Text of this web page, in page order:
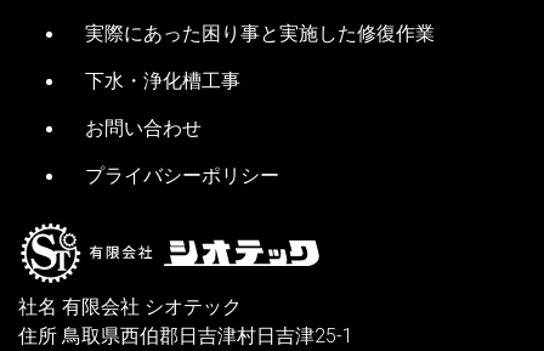
実際にあった困り事と実施した修復作業
下水・浄化槽工事
お問い合わせ
プライバシーポリシー
社名 有限会社 シオテック
住所 鳥取県西伯郡日吉津村日吉津25-1